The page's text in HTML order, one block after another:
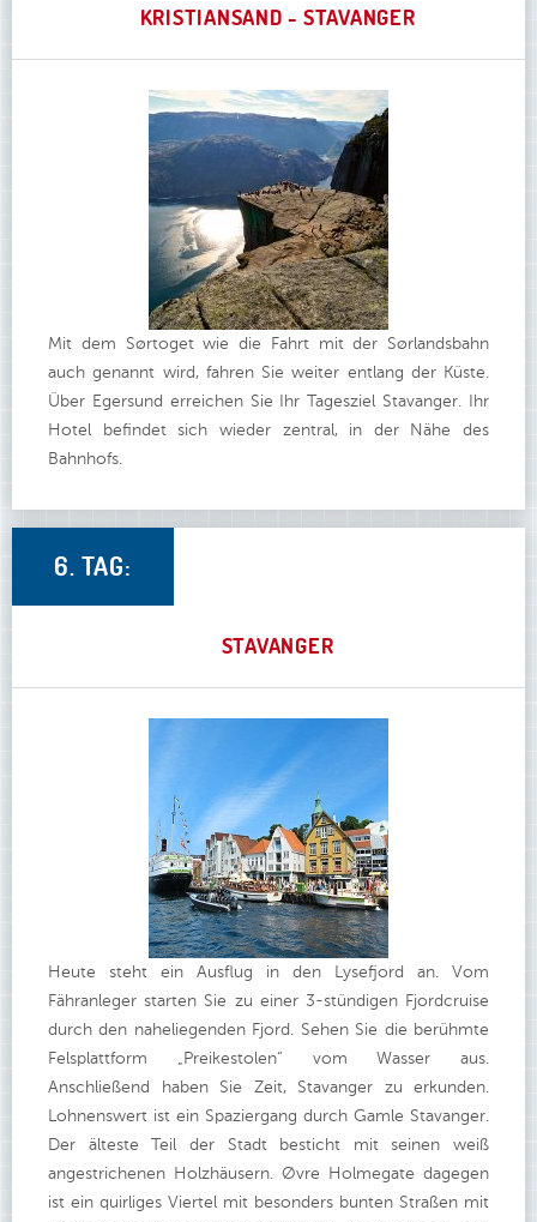
KRISTIANSAND - STAVANGER
Mit dem Sørtoget wie die Fahrt mit der Sørlandsbahn
auch genannt wird, fahren Sie weiter entlang der Küste.
Über Egersund erreichen Sie Ihr Tagesziel Stavanger. Ihr
Hotel befindet sich wieder zentral, in der Nähe des
Bahnhofs.
6. TAG:
STAVANGER
Heute steht ein Ausflug in den Lysefjord an. Vom
Fähranleger starten Sie zu einer 3-stündigen Fjordcruise
durch den naheliegenden Fjord. Sehen Sie die berühmte
Felsplattform „Preikestolen“ vom Wasser aus.
Anschließend haben Sie Zeit, Stavanger zu erkunden.
Lohnenswert ist ein Spaziergang durch Gamle Stavanger.
Der älteste Teil der Stadt besticht mit seinen weiß
angestrichenen Holzhäusern. Øvre Holmegate dagegen
ist ein quirliges Viertel mit besonders bunten Straßen mit